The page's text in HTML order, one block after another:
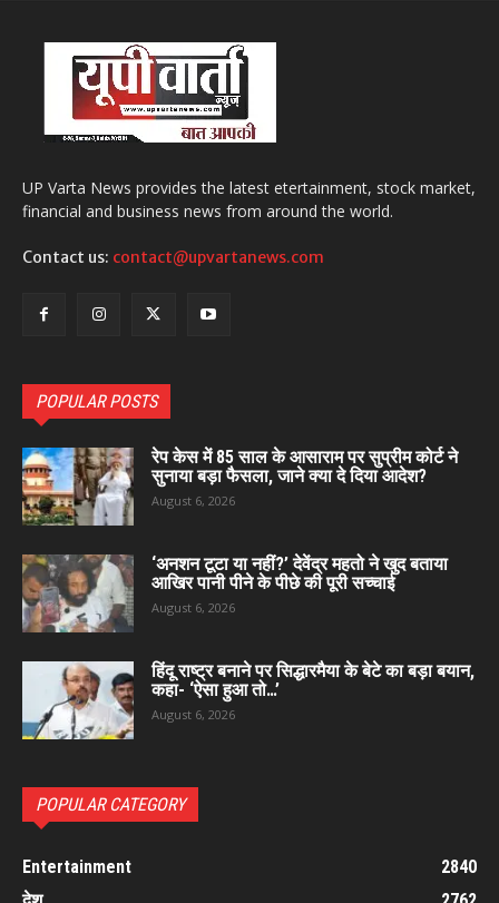
UP Varta News provides the latest etertainment, stock market,
financial and business news from around the world.
Contact us: contact@upvartanews.com
POPULAR POSTS
रेप केस में 85 साल के आसाराम पर सुप्रीम कोर्ट ने
सुनाया बड़ा फैसला, जाने क्या दे दिया आदेश?
August 6, 2026
‘अनशन टूटा या नहीं?’ देवेंद्र महतो ने खुद बताया
आखिर पानी पीने के पीछे की पूरी सच्चाई
August 6, 2026
हिंदू राष्ट्र बनाने पर सिद्धारमैया के बेटे का बड़ा बयान,
कहा- ‘ऐसा हुआ तो…’
August 6, 2026
POPULAR CATEGORY
Entertainment
2840